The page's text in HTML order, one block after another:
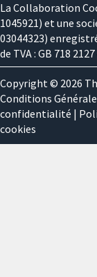
La Collaboration
1045921) et une
03044323)
de TVA : GB 718 2127
Copyright © 2026
Conditions
confidentialité |
cookies